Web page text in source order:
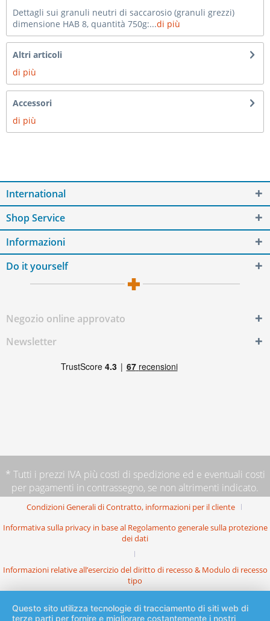
Dettagli sui granuli neutri di saccarosio (granuli grezzi)
dimensione HAB 8, quantità 750g:...di più
Altri articoli
di più
Accessori
di più
International
Shop Service
Informazioni
Do it yourself
Negozio online approvato
Newsletter
* Tutti i prezzi IVA più costi di spedizione ed e eventuali costi
per pagamenti in contrassegno, se non altrimenti indicato.
Condizioni Generali di Contratto, informazioni per il cliente
Informativa sulla privacy in base al Regolamento generale sulla protezione
dei dati
Informazioni relative all’esercizio del diritto di recesso & Modulo di recesso
tipo
Questo sito utilizza tecnologie di tracciamento di siti web di
terze parti per fornire e migliorare costantemente i nostri